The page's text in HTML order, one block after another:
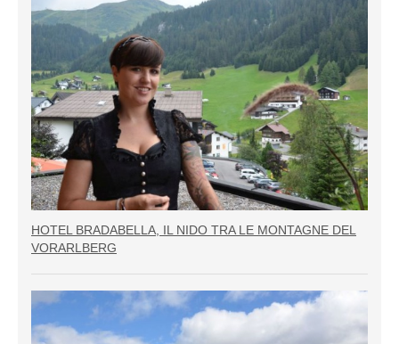
HOTEL BRADABELLA, IL NIDO TRA LE MONTAGNE DEL
VORARLBERG